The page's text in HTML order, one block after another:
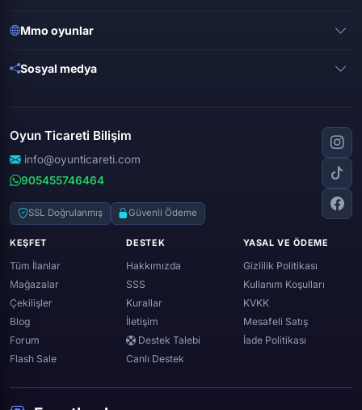
Mobile legends
Free fire
Minecraft
Gta online
Lost ark
World of warcraft
Zula
Mmo oyunlar
Wolfteam
Black desert online
Genshin ımpact
Sosyal medya
Discord
Youtube
Twitter (x)
Spotify
Oyun Ticareti Bilişim
info@oyunticareti.com
905455746464
SSL Doğrulanmış Güvenli Ödeme
KEŞFET
Tüm İlanlar
Mağazalar
Çekilişler
Blog
Forum
Flash Sale
DESTEK
Hakkımızda
SSS
Kurallar
İletişim
Destek Talebi
Canlı Destek
YASAL VE ÖDEME
Gizlilik Politikası
Kullanım Koşulları
KVKK
Mesafeli Satış
İade Politikası